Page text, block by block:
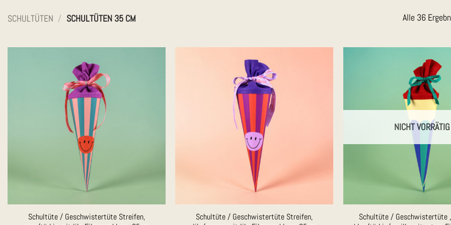
SCHULTÜTEN / SCHULTÜTEN 35 CM Alle 36
Schultüte / Geschwistertüte Streifen,
Schultüte / Geschwistertüte Streifen,
NICHT VORRÄTIG
Schultüte / Geschwistertüte